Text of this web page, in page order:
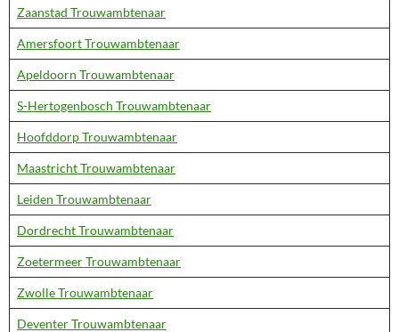
Zaanstad Trouwambtenaar
Amersfoort Trouwambtenaar
Apeldoorn Trouwambtenaar
S-Hertogenbosch Trouwambtenaar
Hoofddorp Trouwambtenaar
Maastricht Trouwambtenaar
Leiden Trouwambtenaar
Dordrecht Trouwambtenaar
Zoetermeer Trouwambtenaar
Zwolle Trouwambtenaar
Deventer Trouwambtenaar